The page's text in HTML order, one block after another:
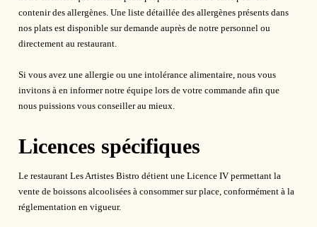
contenir des allergènes. Une liste détaillée des allergènes présents dans
nos plats est disponible sur demande auprès de notre personnel ou
directement au restaurant.
Si vous avez une allergie ou une intolérance alimentaire, nous vous
invitons à en informer notre équipe lors de votre commande afin que
nous puissions vous conseiller au mieux.
Licences spécifiques
Le restaurant Les Artistes Bistro détient une Licence IV permettant la
vente de boissons alcoolisées à consommer sur place, conformément à la
réglementation en vigueur.